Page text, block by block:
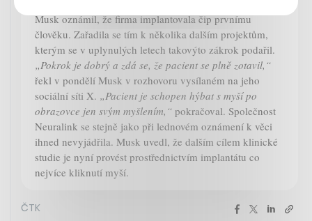
Musk oznámil, že firma implantovala čip prvnímu
člověku. Zařadila se tím k několika dalším projektům,
kterým se v uplynulých letech takovýto zákrok podařil.
„Pokrok je dobrý a zdá se, že pacient se plně zotavil,“
řekl v pondělí Musk v rozhovoru vysílaném na jeho
sociální síti X. „Pacient je schopen hýbat s myší po
obrazovce jen svým myšlením,“ pokračoval. Společnost
Neuralink se stejně jako při lednovém oznámení k věci
ihned nevyjádřila. Musk uvedl, že dalším cílem klinické
studie je nyní provést prostřednictvím implantátu co
nejvíce kliknutí myší.
ČTK